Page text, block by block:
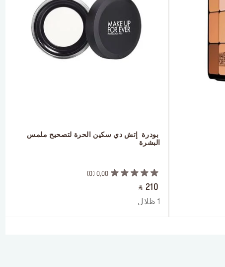
البشرة
0,00
0
‎ ⃁ 210 ‎
1 ظلال